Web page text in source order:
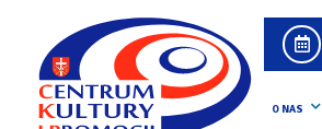
O NAS